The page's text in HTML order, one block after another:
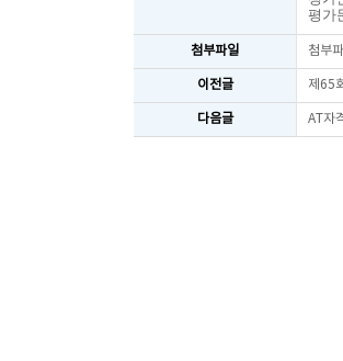
평가
첨부파일 첨부
이전글 제65
다음글 AT자